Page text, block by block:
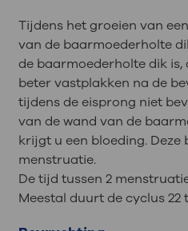
Tijdens het groeien van
van de baarmoederholte
de baarmoederholte dik is,
beter vastplakken na de
tijdens de eisprong niet
van de wand van de
krijgt u een bloeding. Deze
menstruatie.
De tijd tussen 2
Meestal duurt de cyclus 22